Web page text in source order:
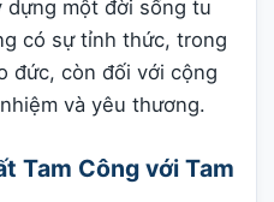
một đời sống tu
có sự tỉnh thức, trong
đức, còn đối với cộng
và yêu thương.
Tam Công với Tam